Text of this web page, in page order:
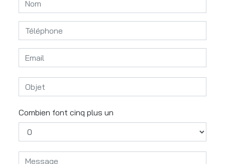
Combien font cinq plus un